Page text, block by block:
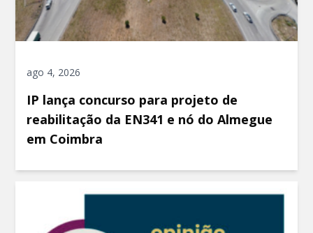
ago 4, 2026
IP lança concurso para projeto de
reabilitação da EN341 e nó do Almegue
em Coimbra